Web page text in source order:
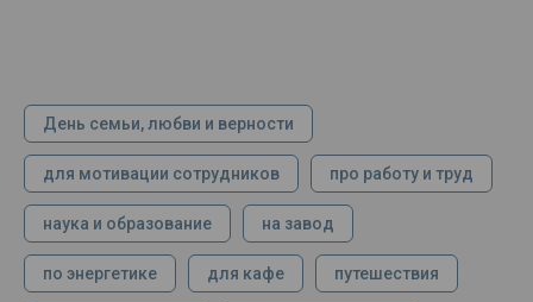
День семьи, любви и верности
для мотивации сотрудников про работу и труд
наука и образование на завод
по энергетике для кафе путешествия